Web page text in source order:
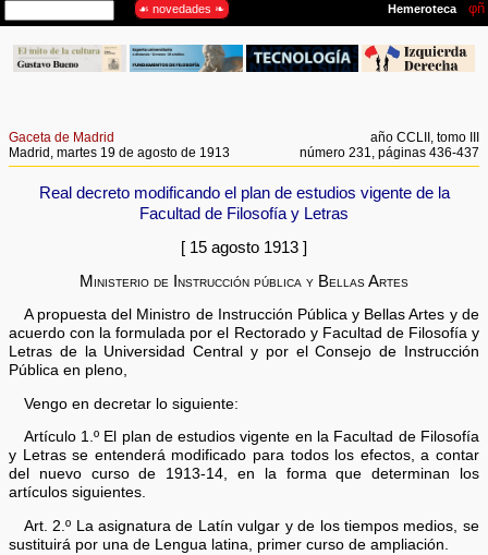
Gaceta de Madrid
Madrid, martes 19 de agosto de 1913
año CCLII, tomo III
número 231, páginas 436-437
Real decreto modificando el plan de estudios vigente de la
Facultad de Filosofía y Letras
[ 15 agosto 1913 ]
Ministerio de Instrucción pública y Bellas Artes
A propuesta del Ministro de Instrucción Pública y Bellas Artes y de
acuerdo con la formulada por el Rectorado y Facultad de Filosofía y
Letras de la Universidad Central y por el Consejo de Instrucción
Pública en pleno,
Vengo en decretar lo siguiente:
Artículo 1.º El plan de estudios vigente en la Facultad de Filosofía
y Letras se entenderá modificado para todos los efectos, a contar
del nuevo curso de 1913-14, en la forma que determinan los
artículos siguientes.
Art. 2.º La asignatura de Latín vulgar y de los tiempos medios, se
sustituirá por una de Lengua latina, primer curso de ampliación.